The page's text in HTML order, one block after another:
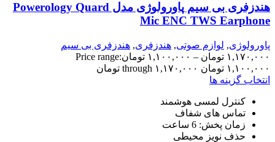
هندزفری بی سیم پاورولوژی مدل Powerology Quard
Mic ENC TWS Earphone
پاورولوژی, لوازم صوتی, هندزفری, هندزفری بی سیم
۱,۱۷۰,۰۰۰ تومان – ۱,۱۰۰,۰۰۰ تومانPrice range:
۱,۱۰۰,۰۰۰ تومان through ۱,۱۷۰,۰۰۰ تومان
انتخاب گزینه ها
کنترل لمسی هوشمند
تماس های شفاف
زمان پخش: 6 ساعت
حذف نویز محیطی